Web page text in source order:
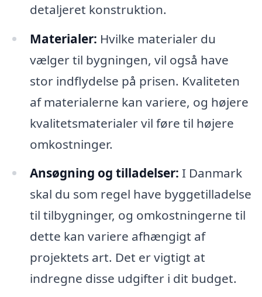
detaljeret konstruktion.
Materialer: Hvilke materialer du
vælger til bygningen, vil også have
stor indflydelse på prisen. Kvaliteten
af materialerne kan variere, og højere
kvalitetsmaterialer vil føre til højere
omkostninger.
Ansøgning og tilladelser: I Danmark
skal du som regel have byggetilladelse
til tilbygninger, og omkostningerne til
dette kan variere afhængigt af
projektets art. Det er vigtigt at
indregne disse udgifter i dit budget.